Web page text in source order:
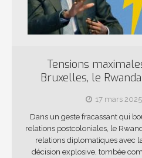
Tensions
Bruxelles, le
17 mars 2025
Dans un geste fracassant qui
relations postcoloniales, le
relations diplomatiques avec
décision explosive, tombée